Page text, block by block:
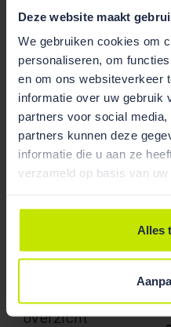
Deze website maakt
We gebruiken cookies om
personaliseren, om
en om ons websiteverkeer
informatie over uw gebruik
partners voor social
partners kunnen deze
informatie die u aan ze
verzameld op basis van
Alles
verjaringsaspecten heeft
buiten beschouwing
In deze zaak werden de
Woonbond en
inspreker bijgestaan door
Heeft u vragen over
procedure? Hetteam
advocaten N.V. helpt u
Bekijk team
overzicht